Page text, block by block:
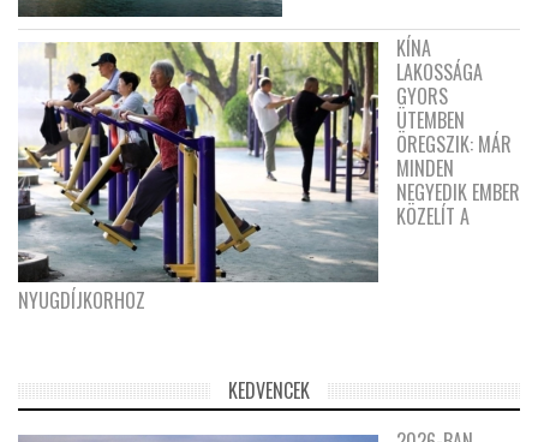
KÍNA
LAKOSSÁGA
GYORS
ÜTEMBEN
ÖREGSZIK: MÁR
MINDEN
NEGYEDIK EMBER
KÖZELÍT A
NYUGDÍJKORHOZ
KEDVENCEK